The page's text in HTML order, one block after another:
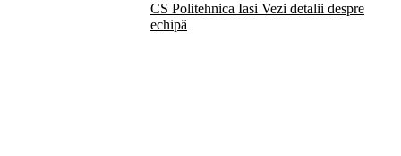
CS Politehnica Iasi Vezi detalii despre
echipă